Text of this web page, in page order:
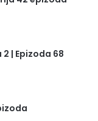
| Epizoda 68